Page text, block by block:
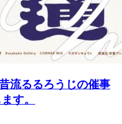
流るるろうじの催事
す。